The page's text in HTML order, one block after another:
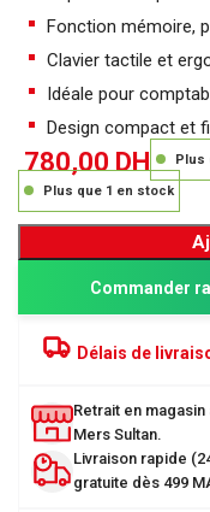
Fonction mémoire,
Clavier tactile et
Idéale pour
Design compact et
780,00DH
Plus
Plus que 1 en stock
Commander
Délais de
Retrait en magasin
Mers Sultan.
Livraison rapide
gratuite dès 499